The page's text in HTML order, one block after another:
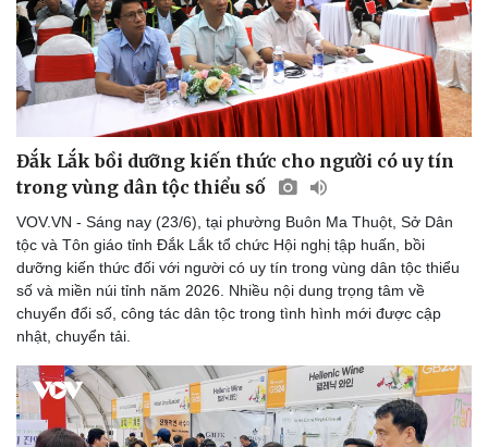
Sức khỏe
Dinh dưỡng - món ngon
Cây thuốc
Nhi khoa
Nam khoa
Làm đẹp - giảm cân
Phòng mạch online
Ăn sạch sống khỏe
Đời sống
Nhà đẹp
Blog
Tình yêu - Gia đình
Đắk Lắk bồi dưỡng kiến thức cho người có uy tín
trong vùng dân tộc thiểu số
VOV.VN - Sáng nay (23/6), tại phường Buôn Ma Thuột, Sở Dân
tộc và Tôn giáo tỉnh Đắk Lắk tổ chức Hội nghị tập huấn, bồi
dưỡng kiến thức đối với người có uy tín trong vùng dân tộc thiểu
số và miền núi tỉnh năm 2026. Nhiều nội dung trọng tâm về
chuyển đổi số, công tác dân tộc trong tình hình mới được cập
nhật, chuyển tải.